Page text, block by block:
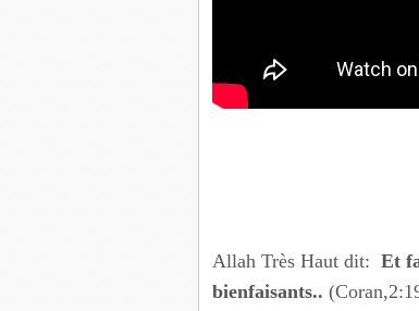
Allah Très Haut dit: Et
bienfaisants..